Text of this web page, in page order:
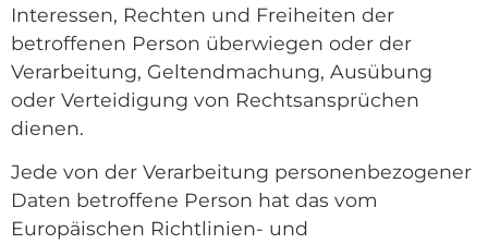
Interessen, Rechten und Freiheiten der
betroffenen Person überwiegen oder der
Verarbeitung, Geltendmachung, Ausübung
oder Verteidigung von Rechtsansprüchen
dienen.
Jede von der Verarbeitung personenbezogener
Daten betroffene Person hat das vom
Europäischen Richtlinien- und